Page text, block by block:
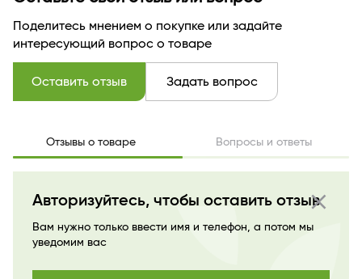
Поделитесь мнением о покупке или задайте
интересующий вопрос о товаре
Оставить отзыв Задать вопрос
Отзывы о товаре Вопросы и ответы
close
Авторизуйтесь, чтобы оставить отзыв
Вам нужно только ввести имя и телефон, а потом мы
уведомим вас